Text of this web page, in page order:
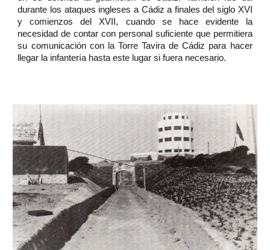
durante los ataques ingleses a Cádiz a finales del siglo XVI
y comienzos del XVII, cuando se hace evidente la
necesidad de contar con personal suficiente que permitiera
su comunicación con la Torre Tavira de Cádiz para hacer
llegar la infantería hasta este lugar si fuera necesario.